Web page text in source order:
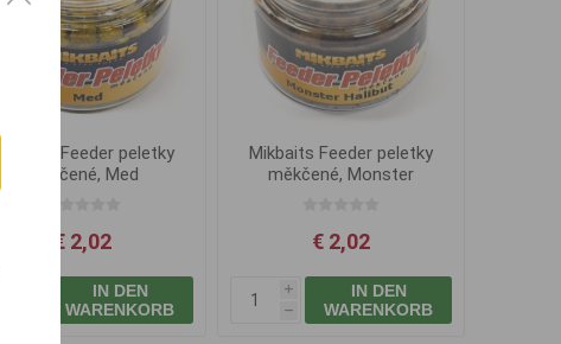
Mikbaits Feeder peletky
měkčené, Med
€ 2,02
IN DEN
WARENKORB
Mikbaits Feeder peletky
měkčené, Monster
€ 2,02
i
h
IN DEN
WARENKORB